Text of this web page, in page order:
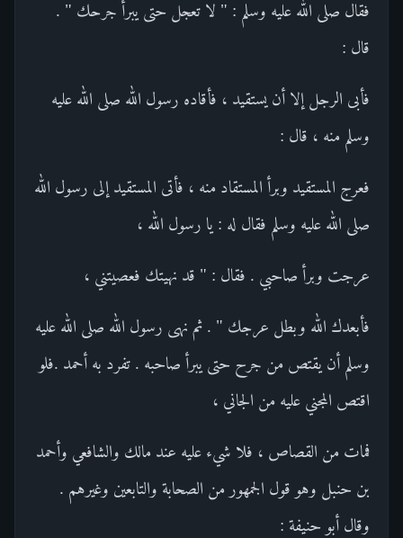
فقال صلى الله عليه وسلم : " لا تعجل حتى يبرأ جرحك " .
قال :
فأبى الرجل إلا أن يستقيد ، فأقاده رسول الله صلى الله عليه
وسلم منه ، قال :
فعرج المستقيد وبرأ المستقاد منه ، فأتى المستقيد إلى رسول الله
صلى الله عليه وسلم فقال له : يا رسول الله ،
عرجت وبرأ صاحبي . فقال : " قد نهيتك فعصيتني ،
فأبعدك الله وبطل عرجك " . ثم نهى رسول الله صلى الله عليه
وسلم أن يقتص من جرح حتى يبرأ صاحبه . تفرد به أحمد .فلو
اقتص المجني عليه من الجاني ،
فمات من القصاص ، فلا شيء عليه عند مالك والشافعي وأحمد
بن حنبل وهو قول الجمهور من الصحابة والتابعين وغيرهم .
وقال أبو حنيفة :